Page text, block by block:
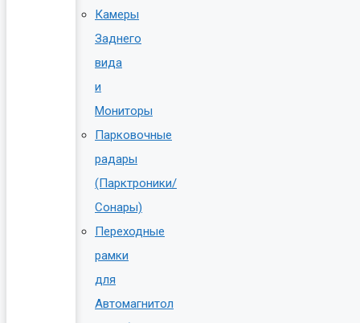
Камеры
Заднего
вида
и
Мониторы
Парковочные
радары
(Парктроники/
Сонары)
Переходные
рамки
для
Автомагнитол